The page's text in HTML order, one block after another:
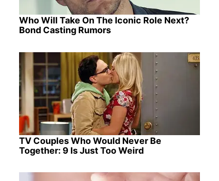
Who Will Take On The Iconic Role Next?
Bond Casting Rumors
TV Couples Who Would Never Be
Together: 9 Is Just Too Weird